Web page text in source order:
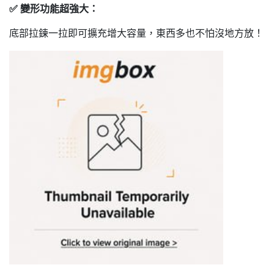
✅ 變形功能超強大：
底部拉鍊一拉即可擴充增大容量，東西多也不怕沒地方放！